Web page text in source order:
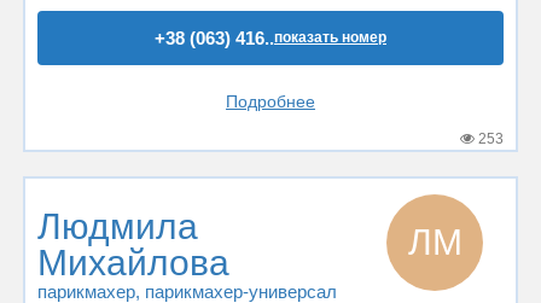
+38 (063) 416..показать номер
Подробнее
253
Людмила
Михайлова
парикмахер, парикмахер-универсал
ЛМ